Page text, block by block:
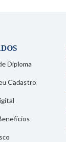
Diploma
Cadastro